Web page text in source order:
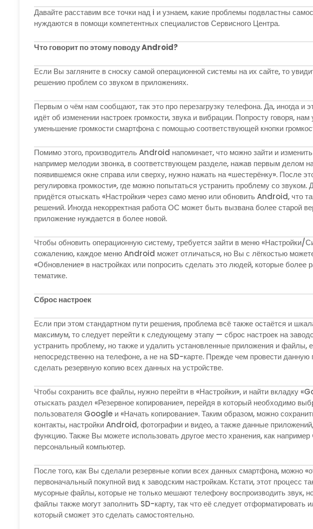
Давайте расставим все точки над i и узнаем, какие проблемы подвластны
нуждаются в помощи компетентных специалистов Сервисного Центра.
Что говорит по этому поводуAndroid?
Если Вы загляните в сноску самой операционной системы на их сайте, то
решению проблем со звуком в приложениях.
Первым о чём нам сообщают, так это про перезагрузку телефона. Да, иногда и
идёт об изменении настроек громкости, звука и вибрации. Попросту говоря,
уменьшение громкости смартфона с помощью соответствующей кнопки
Помимо этого, производитель Android напоминает, что можно зайти и изменить
например мелодии звонка, в соответствующем разделе, нажав первым делом
появившемся окне справа или сверху, нужно нажать на «шестерёнку». После
регулировка громкости», где можно попытаться устранить проблему со
придётся отыскать «Настройки» через само меню или обновить Android, что
решений. Иногда некорректная работа ОС может быть вызвана более старой
приложение нуждается в более новой.
Чтобы обновить операционную систему, требуется зайти в меню «Настройки/
сожалению, каждое меню Android может отличаться, но Вы с лёгкостью
«Обновление» в настройках или попросить сделать это людей, которые более
тематике.
Сброс настроек
Если при этом стандартном пути решения, проблема всё также остаётся и
максимум, то следует перейти к следующему этапу — сброс настроек на
устранить проблему, но также и удалить установленные приложения и файлы,
непосредственно на телефоне, а не на SD-карте. Прежде чем провести данную
сделать резервную копию всех данных на устройстве.
Чтобы сохранить все файлы, нужно перейти в «Настройки», и найти вкладку
отыскать раздел «Резервное копирование», перейдя в который необходимо
пользователя Google и «Начать копирование». Таким образом, можно
контакты, настройки Android, фотографии и видео, а также данные
функцию. Также Вы можете использовать другое место хранения, как
персональный компьютер.
После того, как Вы сделали резервные копии всех данных смартфона, можно
первоначальный покупной вид к заводским настройкам. Кстати, этот процесс
мусорные файлы, которые не только мешают телефону воспроизводить звук,
файлы также могут заполнить SD-карту, так что её следует отформатировать
который сможет это сделать самостоятельно.